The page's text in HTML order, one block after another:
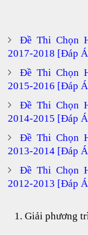
Đề Thi Chọn
2017-2018 [Đáp
Đề Thi Chọn
2015-2016 [Đáp
Đề Thi Chọn
2014-2015 [Đáp
Đề Thi Chọn
2013-2014 [Đáp
Đề Thi Chọn
2012-2013 [Đáp
Giải phương